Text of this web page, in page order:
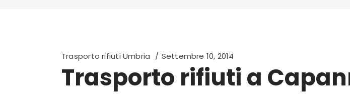
Trasporto rifiuti Umbria Settembre 10, 2014
Trasporto rifiuti a